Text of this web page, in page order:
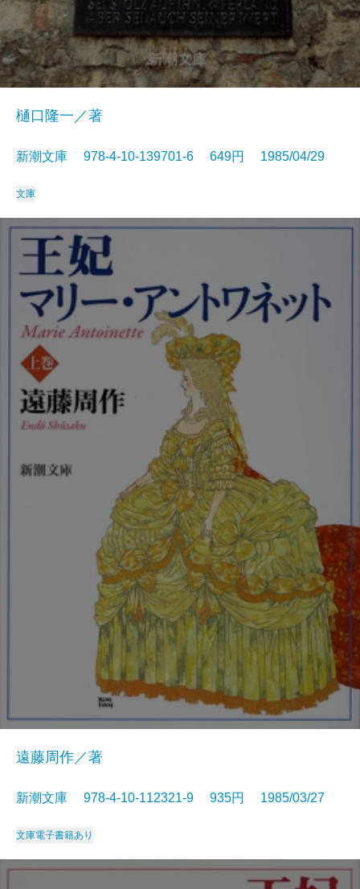
樋口隆一／著
新潮文庫 978-4-10-139701-6 649円 1985/04/29
文庫
遠藤周作／著
新潮文庫 978-4-10-112321-9 935円 1985/03/27
文庫電子書籍あり